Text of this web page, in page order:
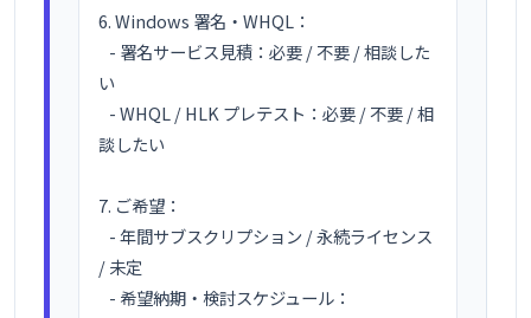
6. Windows 署名・WHQL：
い
談したい
7. ご希望：
/ 未定